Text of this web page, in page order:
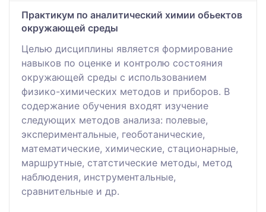
Практикум по аналитический химии обьектов
окружающей среды
Целью дисциплины является формирование
навыков по оценке и контролю состояния
окружающей среды с использованием
физико-химических методов и приборов. В
содержание обучения входят изучение
следующих методов анализа: полевые,
экспериментальные, геоботанические,
математические, химические, стационарные,
маршрутные, статстические методы, метод
наблюдения, инструментальные,
сравнительные и др.